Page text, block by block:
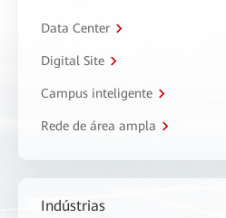
Data Center
Digital Site
Campus inteligente
Rede de área ampla
Indústrias